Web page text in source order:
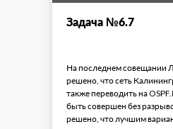
Задача №6.7
На последнем совещании
решено, что сеть
также переводить на
быть совершен без
решено, что лучшим